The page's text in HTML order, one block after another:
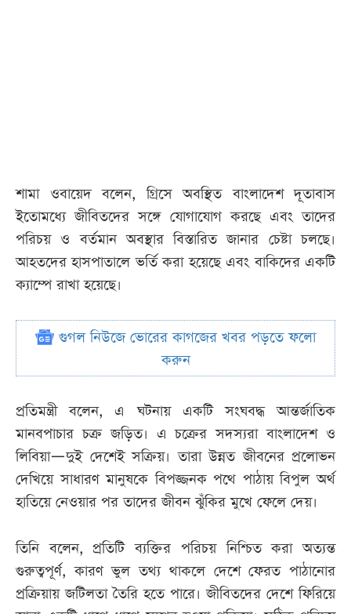
শামা ওবায়েদ বলেন, গ্রিসে অবস্থিত বাংলাদেশ দূতাবাস
ইতোমধ্যে জীবিতদের সঙ্গে যোগাযোগ করছে এবং তাদের
পরিচয় ও বর্তমান অবস্থার বিস্তারিত জানার চেষ্টা চলছে।
আহতদের হাসপাতালে ভর্তি করা হয়েছে এবং বাকিদের একটি
ক্যাম্পে রাখা হয়েছে।
গুগল নিউজে ভোরের কাগজের খবর পড়তে ফলো
করুন
প্রতিমন্ত্রী বলেন, এ ঘটনায় একটি সংঘবদ্ধ আন্তর্জাতিক
মানবপাচার চক্র জড়িত। এ চক্রের সদস্যরা বাংলাদেশ ও
লিবিয়া—দুই দেশেই সক্রিয়। তারা উন্নত জীবনের প্রলোভন
দেখিয়ে সাধারণ মানুষকে বিপজ্জনক পথে পাঠায় বিপুল অর্থ
হাতিয়ে নেওয়ার পর তাদের জীবন ঝুঁকির মুখে ফেলে দেয়।
তিনি বলেন, প্রতিটি ব্যক্তির পরিচয় নিশ্চিত করা অত্যন্ত
গুরুত্বপূর্ণ, কারণ ভুল তথ্য থাকলে দেশে ফেরত পাঠানোর
প্রক্রিয়ায় জটিলতা তৈরি হতে পারে। জীবিতদের দেশে ফিরিয়ে